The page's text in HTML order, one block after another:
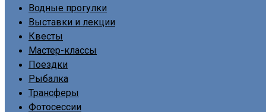
Водные прогулки
Выставки и лекции
Квесты
Мастер-классы
Поездки
Рыбалка
Трансферы
Фотосессии